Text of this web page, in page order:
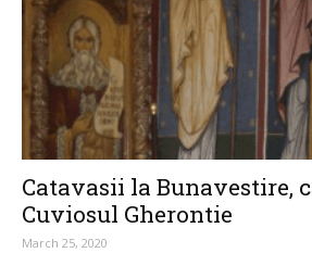
Catavasii la Bunavestire,
Cuviosul Gherontie
March 25, 2020